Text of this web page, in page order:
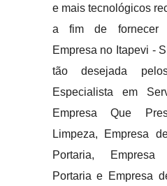
e mais tecnológicos
a fim de fornecer
Empresa no Itapevi -
tão desejada
Especialista em
Empresa Que
Limpeza, Empresa
Portaria,
Portaria e Empresa